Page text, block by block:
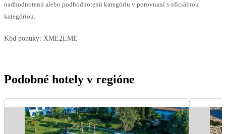
nadhodnotenú alebo podhodnotenú kategóriu v porovnaní s oficiálnou
kategóriou.
Kód ponuky: XME2LME
Podobné hotely v regióne